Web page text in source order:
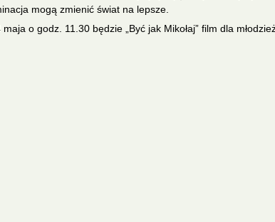
mogą zmienić świat na lepsze.
o godz. 11.30 będzie „Być jak Mikołaj” film dla